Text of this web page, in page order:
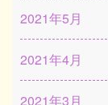
2021年5月
2021年4月
2021年3月